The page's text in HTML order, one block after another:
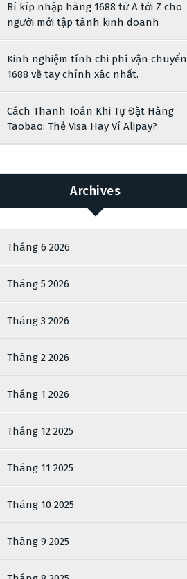
Bí kíp nhập hàng 1688 từ A tới Z cho
người mới tập tành kinh doanh
Kinh nghiệm tính chi phí vận chuyển
1688 về tay chính xác nhất.
Cách Thanh Toán Khi Tự Đặt Hàng
Taobao: Thẻ Visa Hay Ví Alipay?
Archives
Tháng 6 2026
Tháng 5 2026
Tháng 3 2026
Tháng 2 2026
Tháng 1 2026
Tháng 12 2025
Tháng 11 2025
Tháng 10 2025
Tháng 9 2025